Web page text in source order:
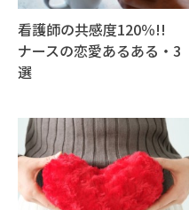
看護師の共感度120％!!
ナースの恋愛あるある・3
選